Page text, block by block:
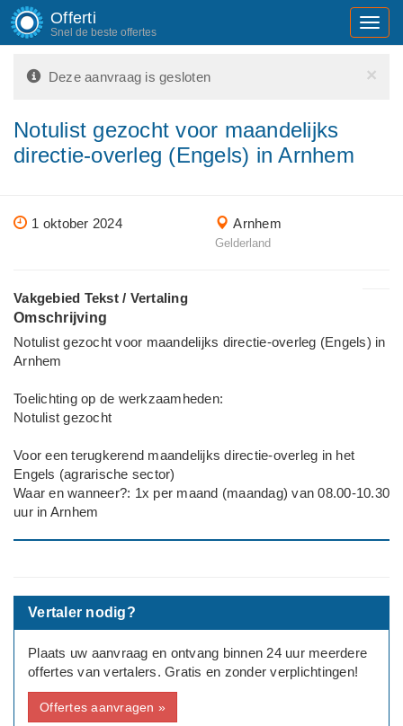
Offerti
Snel de beste offertes
×
Deze aanvraag is gesloten
Notulist gezocht voor maandelijks
directie-overleg (Engels) in Arnhem
1 oktober 2024 Arnhem
Gelderland
Vakgebied Tekst / Vertaling
Omschrijving
Notulist gezocht voor maandelijks directie-overleg (Engels) in
Arnhem
Toelichting op de werkzaamheden:
Notulist gezocht
Voor een terugkerend maandelijks directie-overleg in het
Engels (agrarische sector)
Waar en wanneer?: 1x per maand (maandag) van 08.00-10.30
uur in Arnhem
Vertaler nodig?
Plaats uw aanvraag en ontvang binnen 24 uur meerdere
offertes van vertalers. Gratis en zonder verplichtingen!
Offertes aanvragen »